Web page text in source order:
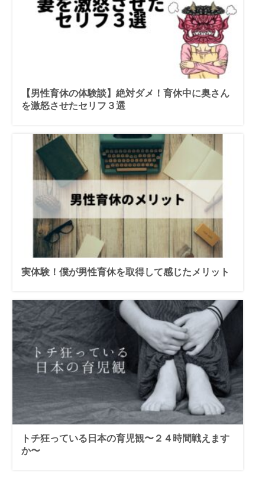
【男性育休の体験談】絶対ダメ！育休中に奥さん
を激怒させたセリフ３選
実体験！僕が男性育休を取得して感じたメリット
トチ狂っている日本の育児観〜２４時間戦えます
か〜